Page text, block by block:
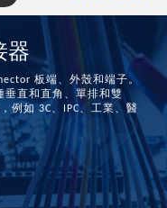
器
板端、外殼和端子。
垂直和直角、單排和雙
例如 3C、IPC、工業、醫